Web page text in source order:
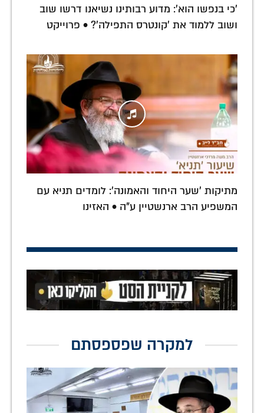
'כי בנפשו הוא': מדוע רבותינו נשיאנו דרשו שוב
ושוב ללמוד את 'קונטרס התפילה'? • פרוייקט
מתיקות 'שער היחוד והאמונה': לומדים תניא עם
המשפיע הרב ארנשטיין ע"ה • האזינו
למקרה שפספסתם